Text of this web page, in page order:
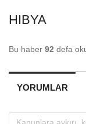
HIBYA
Bu haber 92 defa
YORUMLAR